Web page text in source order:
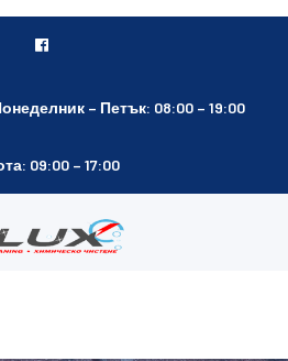
– Петък: 08:00 – 19:00
09:00 – 17:00